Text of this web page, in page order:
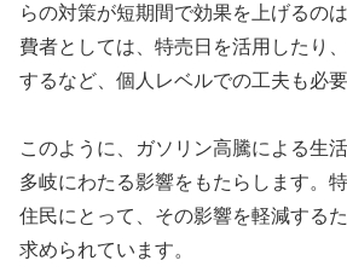
らの対策が短期間で効果を上げるの
費者としては、特売日を活用したり
するなど、個人レベルでの工夫も必
このように、ガソリン高騰による生
多岐にわたる影響をもたらします。
住民にとって、その影響を軽減する
求められています。